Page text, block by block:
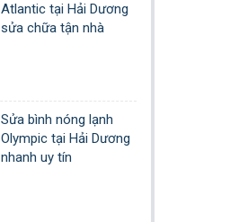
Atlantic tại Hải Dương
sửa chữa tận nhà
Sửa bình nóng lạnh
Olympic tại Hải Dương
nhanh uy tín